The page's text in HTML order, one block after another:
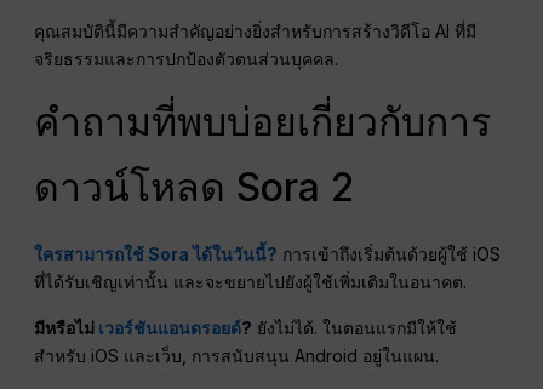
คุณสมบัตินี้มีความสำคัญอย่างยิ่งสำหรับการสร้างวิดีโอ AI ที่มี
จริยธรรมและการปกป้องตัวตนส่วนบุคคล.
คำถามที่พบบ่อยเกี่ยวกับการ
ดาวน์โหลด Sora 2
ใครสามารถใช้ Sora ได้ในวันนี้? การเข้าถึงเริ่มต้นด้วยผู้ใช้ iOS
ที่ได้รับเชิญเท่านั้น และจะขยายไปยังผู้ใช้เพิ่มเติมในอนาคต.
มีหรือไม่ เวอร์ชันแอนดรอยด์? ยังไม่ได้. ในตอนแรกมีให้ใช้
สำหรับ iOS และเว็บ, การสนับสนุน Android อยู่ในแผน.